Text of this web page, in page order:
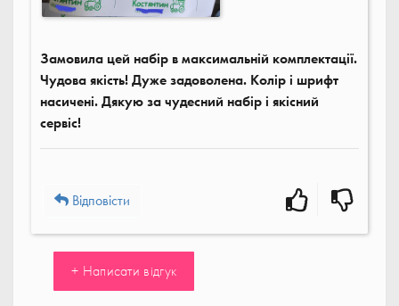
Замовила цей набір в максимальній комплектації.
Чудова якість! Дуже задоволена. Колір і шрифт
насичені. Дякую за чудесний набір і якісний
сервіс!
Відповісти
+ Написати відгук